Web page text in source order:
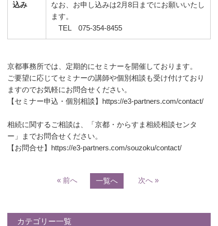
込み
なお、お申し込みは2月8日までにお願いいたし
ます。
TEL 075-354-8455
京都事務所では、定期的にセミナーを開催しております。
ご要望に応じてセミナーの講師や個別相談も受け付けており
ますのでお気軽にお問合せください。
【セミナー申込・個別相談】 https://e3-partners.com/contact/
相続に関するご相談は、「京都・からすま相続相談センタ
ー」までお問合せください。
【お問合せ】 https://e3-partners.com/souzoku/contact/
« 前へ 一覧へ 次へ »
カテゴリー一覧